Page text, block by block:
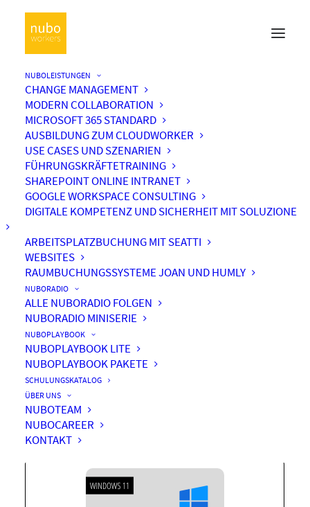
NUBOLEISTUNGEN
CHANGE MANAGEMENT
MODERN COLLABORATION
MICROSOFT 365 STANDARD
AUSBILDUNG ZUM CLOUDWORKER
USE CASES UND SZENARIEN
FÜHRUNGSKRÄFTETRAINING
SHAREPOINT ONLINE INTRANET
GOOGLE WORKSPACE CONSULTING
DIGITALE KOMPETENZ UND SICHERHEIT MIT SOLUZIONE
ARBEITSPLATZBUCHUNG MIT SEATTI
WEBSITES
RAUMBUCHUNGSSYSTEME JOAN UND HUMLY
NUBORADIO
ALLE NUBORADIO FOLGEN
NUBORADIO MINISERIE
NUBOPLAYBOOK
NUBOPLAYBOOK LITE
NUBOPLAYBOOK PAKETE
SCHULUNGSKATALOG
ÜBER UNS
NUBOTEAM
NUBOCAREER
KONTAKT
Windows 11 – Nur neues
Design?